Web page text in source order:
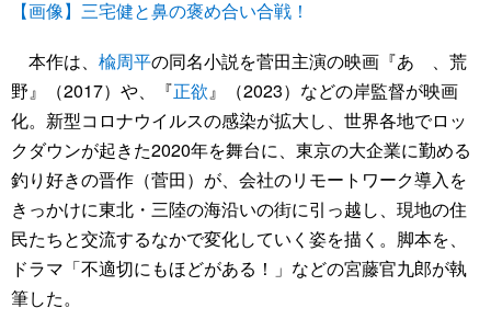
【画像】三宅健と鼻の褒め合い合戦！
本作は、 楡周平の同名小説を菅田主演の映画『あゝ、荒
野』（2017）や、『正欲』（2023）などの岸監督が映画
化。新型コロナウイルスの感染が拡大し、世界各地でロッ
クダウンが起きた2020年を舞台に、東京の大企業に勤める
釣り好きの晋作（菅田）が、会社のリモートワーク導入を
きっかけに東北・三陸の海沿いの街に引っ越し、現地の住
民たちと交流するなかで変化していく姿を描く。脚本を、
ドラマ「不適切にもほどがある！」などの宮藤官九郎が執
筆した。